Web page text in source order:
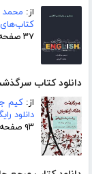
از:
کتاب‌های
۳۷ صفحه
دانلود کتاب
از: کیم
دانلود
۹۳ صفحه